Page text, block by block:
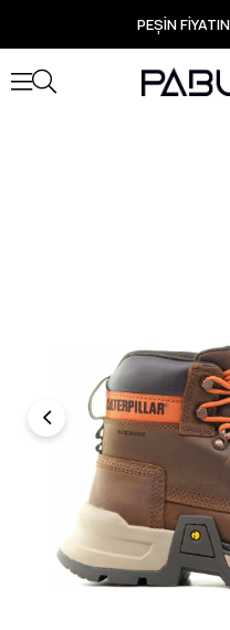
PEŞİN
TÜM
Yeni Sezon
Seçili